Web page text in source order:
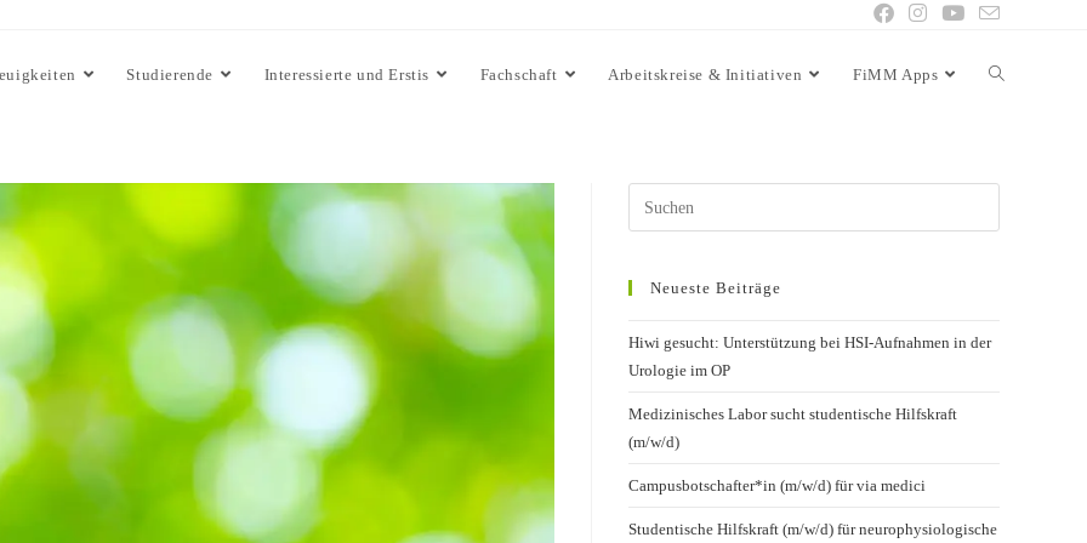
Studierende Interessierte und Erstis Fachschaft Arbeitskreise & Initiativen FiMM Apps
Neueste Beiträge
Hiwi gesucht: Unterstützung bei HSI-Aufnahmen in der
Urologie im OP
Medizinisches Labor sucht studentische Hilfskraft
(m/w/d)
Campusbotschafter*in (m/w/d) für via medici
Studentische Hilfskraft (m/w/d) für neurophysiologische